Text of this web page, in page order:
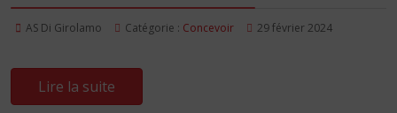
AS Di Girolamo Catégorie : Concevoir 29 février 2024
Lire la suite